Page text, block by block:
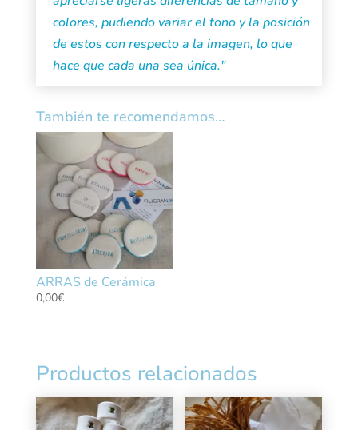
colores, pudiendo variar el tono y la posición
de estos con respecto a la imagen, lo que
hace que cada una sea única."
También te recomendamos…
ARRAS de Cerámica
0,00€
Productos relacionados